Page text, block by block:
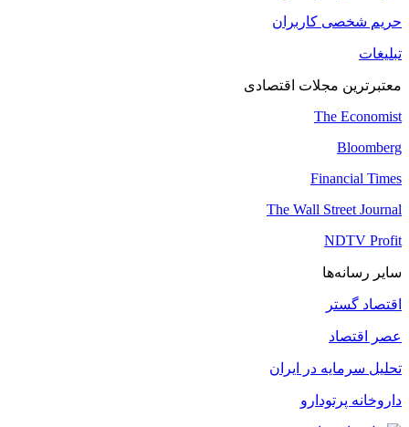
حریم شخصی کاربران
تبلیغات
معتبرترین مجلات اقتصادی
The Economist
Bloomberg
Financial Times
The Wall Street Journal
NDTV Profit
سایر رسانه‌ها
اقتصاد گستر
عصر اقتصاد
تحلیل سرمایه در ایران
داروخانه پرتودارو